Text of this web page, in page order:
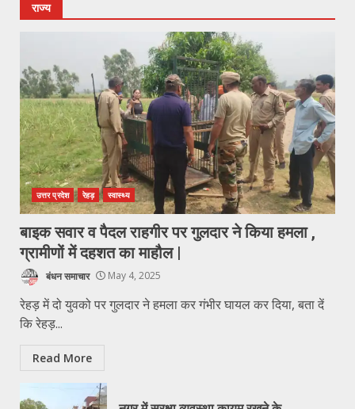
राज्य
उत्तर प्रदेश रेहड़ स्वास्थ्य
बाइक सवार व पैदल राहगीर पर गुलदार ने किया हमला ,
ग्रामीणों में दहशत का माहौल |
बंधन समाचार May 4, 2025
रेहड़ में दो युवको पर गुलदार ने हमला कर गंभीर घायल कर दिया, बता दें
कि रेहड़...
Read More